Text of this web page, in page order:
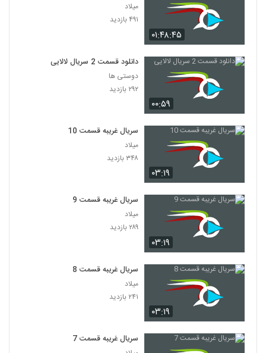
۰۱:۴۸:۴۵
میلاد
۴۹۱ بازدید
۰۰:۵۹
دانلود قسمت 2 سریال لالایی
دوستی ها
۲۹۲ بازدید
۰۳:۱۹
سریال غریبه قسمت 10
میلاد
۳۴۸ بازدید
۰۳:۱۹
سریال غریبه قسمت 9
میلاد
۲۸۹ بازدید
۰۳:۱۹
سریال غریبه قسمت 8
میلاد
۲۴۱ بازدید
سریال غریبه قسمت 7